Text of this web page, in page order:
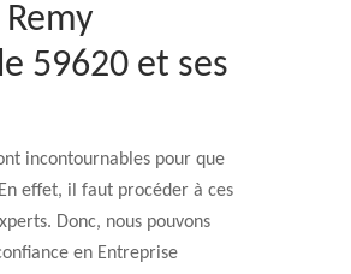
59620 et ses
incontournables pour que
effet, il faut procéder à ces
Donc, nous pouvons
en Entreprise